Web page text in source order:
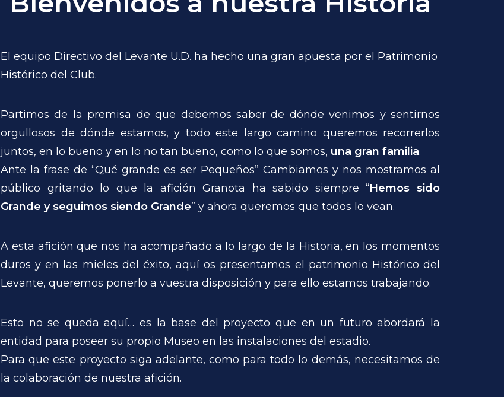
El equipo Directivo del Levante U.D. ha hecho una gran apuesta por el Patrimonio
Histórico del Club.
Partimos de la premisa de que debemos saber de dónde venimos y sentirnos
orgullosos de dónde estamos, y todo este largo camino queremos recorrerlos
juntos, en lo bueno y en lo no tan bueno, como lo que somos, una gran familia.
Ante la frase de “Qué grande es ser Pequeños” Cambiamos y nos mostramos al
público gritando lo que la afición Granota ha sabido siempre “Hemos sido
Grande y seguimos siendo Grande” y ahora queremos que todos lo vean.
A esta afición que nos ha acompañado a lo largo de la Historia, en los momentos
duros y en las mieles del éxito, aquí os presentamos el patrimonio Histórico del
Levante, queremos ponerlo a vuestra disposición y para ello estamos trabajando.
Esto no se queda aquí… es la base del proyecto que en un futuro abordará la
entidad para poseer su propio Museo en las instalaciones del estadio.
Para que este proyecto siga adelante, como para todo lo demás, necesitamos de
la colaboración de nuestra afición.